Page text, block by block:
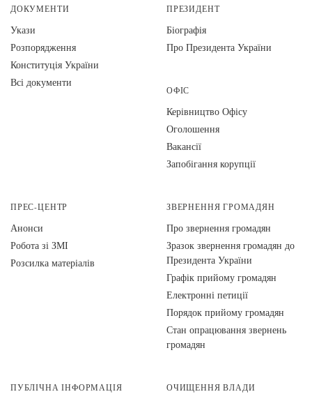
ДОКУМЕНТИ
Укази
Розпорядження
Конституція України
Всі документи
ПРЕЗИДЕНТ
Біографія
Про Президента України
ОФІС
Керівництво Офісу
Оголошення
Вакансії
Запобігання корупції
ПРЕС-ЦЕНТР
Анонси
Робота зі ЗМІ
Розсилка матеріалів
ЗВЕРНЕННЯ ГРОМАДЯН
Про звернення громадян
Зразок звернення громадян до
Президента України
Графік прийому громадян
Електронні петиції
Порядок прийому громадян
Стан опрацювання звернень
громадян
ПУБЛІЧНА ІНФОРМАЦІЯ ОЧИЩЕННЯ ВЛАДИ